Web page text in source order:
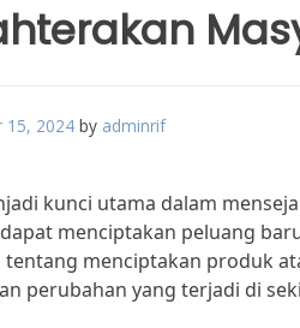
15, 2024 by adminrif
kunci utama dalam
menciptakan peluang
tentang menciptakan produk
perubahan yang terjadi di